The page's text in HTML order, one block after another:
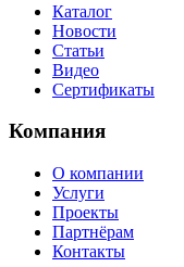
Каталог
Новости
Статьи
Видео
Сертификаты
Компания
О компании
Услуги
Проекты
Партнёрам
Контакты